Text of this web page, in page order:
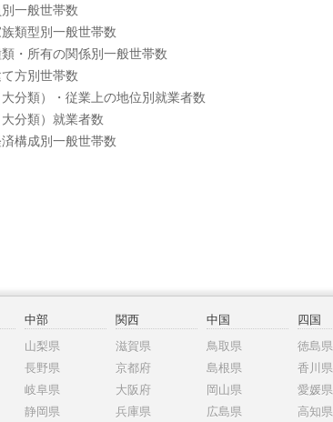
一般世帯数
類型別一般世帯数
・所有の関係別一般世帯数
方別世帯数
分類）・従業上の地位別就業者数
分類）就業者数
構成別一般世帯数
中部
山梨県
長野県
岐阜県
静岡県
関西
滋賀県
京都府
大阪府
兵庫県
中国
鳥取県
島根県
岡山県
広島県
四国
徳島県
香川県
愛媛県
高知県